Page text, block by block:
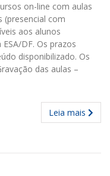
on-line com aulas
(presencial com
aos alunos
DF. Os prazos
disponibilizado. Os
das aulas –
Leia mais